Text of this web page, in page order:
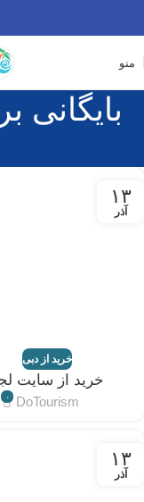
منو
بایگانی
۱۳
آذر
خرید از دبی
خرید از سایت
DoTourism ۰
۱۳
آذر